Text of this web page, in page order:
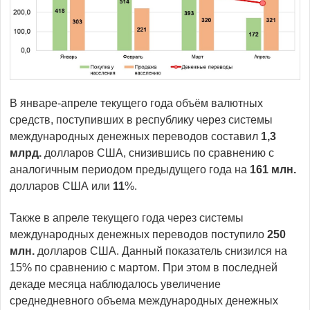
В январе-апреле текущего года объём валютных
средств, поступивших в республику через системы
международных денежных переводов составил 1,3
млрд. долларов США, снизившись по сравнению с
аналогичным периодом предыдущего года на 161 млн.
долларов США или 11%.
Также в апреле текущего года через системы
международных денежных переводов поступило 250
млн. долларов США. Данный показатель снизился на
15% по сравнению с мартом. При этом в последней
декаде месяца наблюдалось увеличение
среднедневного объема международных денежных